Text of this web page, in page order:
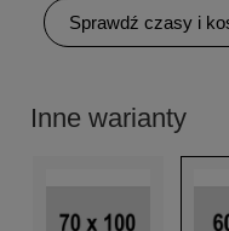
Sprawdź czasy i
Inne warianty